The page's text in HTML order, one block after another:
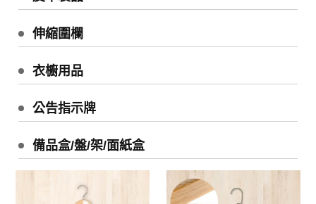
伸縮圍欄
衣櫥用品
公告指示牌
備品盒/盤/架/面紙盒